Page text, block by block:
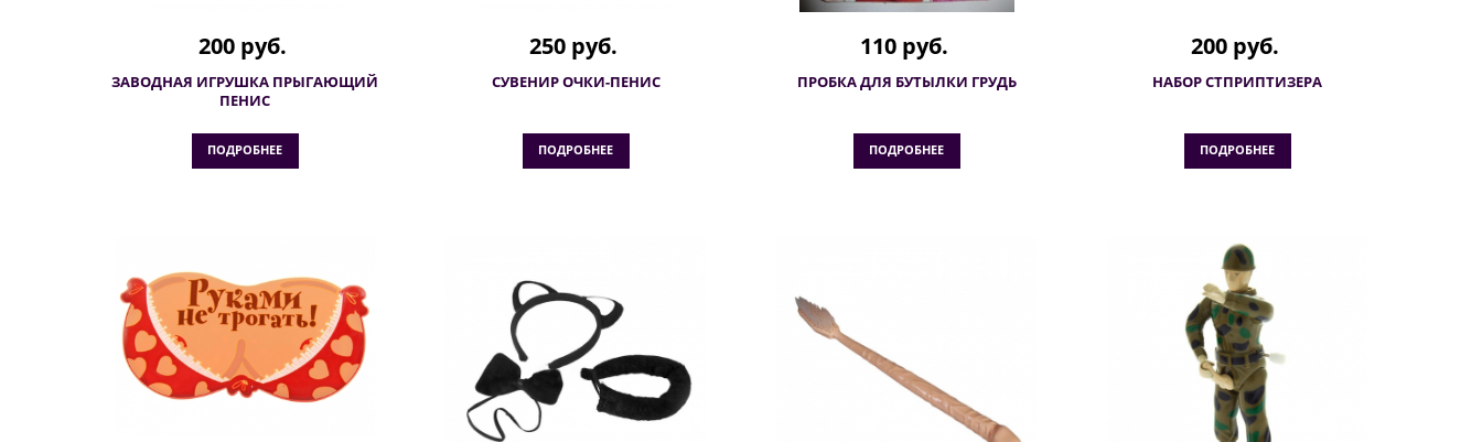
200 руб.
ЗАВОДНАЯ ИГРУШКА ПРЫГАЮЩИЙ
ПЕНИС
ПОДРОБНЕЕ
250 руб.
СУВЕНИР ОЧКИ-ПЕНИС
ПОДРОБНЕЕ
110 руб.
ПРОБКА ДЛЯ БУТЫЛКИ ГРУДЬ
ПОДРОБНЕЕ
200 руб.
НАБОР СТПРИПТИЗЕРА
ПОДРОБНЕЕ